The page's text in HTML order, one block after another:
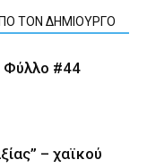
ΤΟΝ ΔΗΜΙΟΥΡΓΟ
Φύλλο #44
– χαϊκού